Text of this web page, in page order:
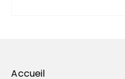
Accueil